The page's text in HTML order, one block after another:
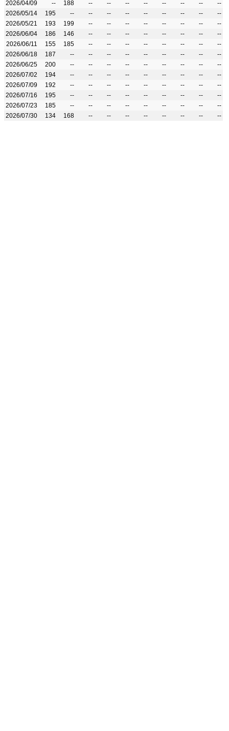
2026/04/09 -- 188 -- -- -- -- -- -- --
--
2026/05/14
195 -- -- -- -- -- -- -- --
--
2026/05/21
193 199 -- -- -- -- -- -- --
--
2026/06/04
186 146 -- -- -- -- -- -- --
--
2026/06/11
155 185 -- -- -- -- -- -- --
--
2026/06/18
187 -- -- -- -- -- -- -- --
--
2026/06/25
200 -- -- -- -- -- -- -- --
--
2026/07/02
194 -- -- -- -- -- -- -- --
--
2026/07/09
192 -- -- -- -- -- -- -- --
--
2026/07/16
195 -- -- -- -- -- -- -- --
--
2026/07/23
185 -- -- -- -- -- -- -- --
--
2026/07/30
134 168 -- -- -- -- -- -- -- --